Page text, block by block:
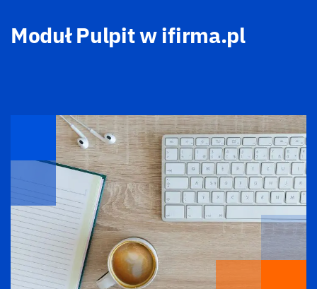
Moduł Pulpit w ifirma.pl